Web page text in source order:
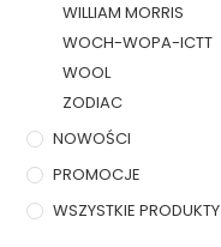
WILLIAM MORRIS
WOCH-WOPA-ICTT
WOOL
ZODIAC
NOWOŚCI
PROMOCJE
WSZYSTKIE PRODUKTY